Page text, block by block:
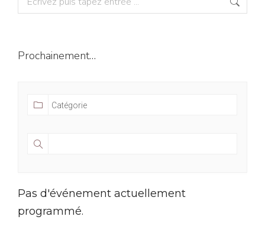
Prochainement…
Pas d'événement actuellement
programmé.